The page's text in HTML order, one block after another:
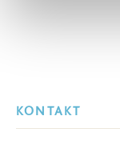
KONTAKT